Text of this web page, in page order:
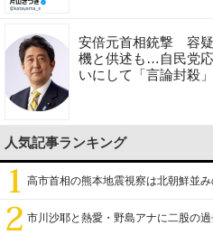
安倍元首相銃撃 容
機と供述も…自民党
いにして「言論封殺
人気記事ランキング
高市首相の熊本地震視察は北朝鮮並み
市川沙耶と熱愛・野島アナに二股の